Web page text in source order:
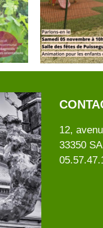
12,
33350